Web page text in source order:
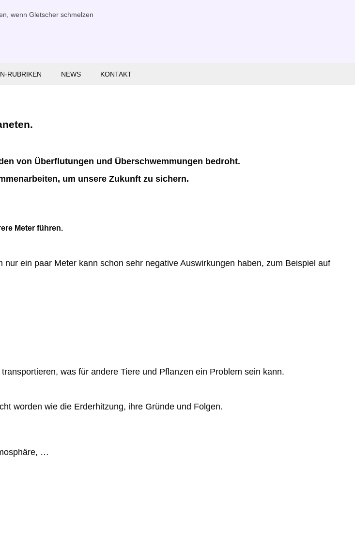
RUBRIKEN NEWS KONTAKT
von Überflutungen und Überschwemmungen bedroht.
um unsere Zukunft zu sichern.
Meter führen.
nur ein paar Meter kann schon sehr negative Auswirkungen haben, zum Beispiel auf
transportieren, was für andere Tiere und Pflanzen ein Problem sein kann.
worden wie die Erderhitzung, ihre Gründe und Folgen.
…